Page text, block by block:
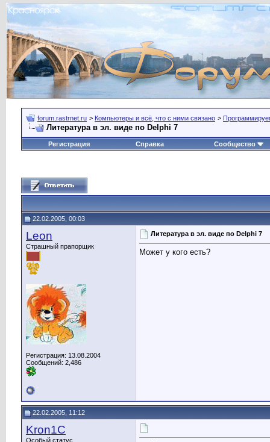
forum.rastrnet.ru > Компьютеры и всё, что с ними связано >
Литература в эл. виде по Delphi 7
Регистрация Справка Сообщество
22.02.2005, 00:03
Leon
Страшный прапорщик
Регистрация: 13.08.2004
Сообщений: 2,486
Литература в эл. виде по Delphi 7
Может у кого есть?
22.02.2005, 11:12
Kron1C
Особый статус